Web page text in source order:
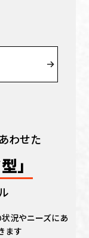
わせた
」
況やニーズにあ
ます